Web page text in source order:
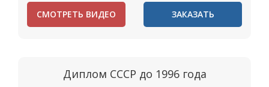
СМОТРЕТЬ ВИДЕО ЗАКАЗАТЬ
Диплом СССР до 1996 года